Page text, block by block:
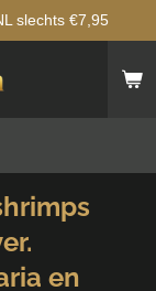
slechts €7,95
en